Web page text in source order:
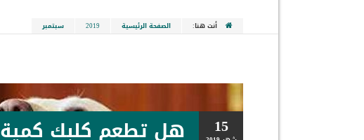
أنت هنا: الصفحة الرئيسية 2019 سبتمبر
15 هل تطعم كلبك كمية